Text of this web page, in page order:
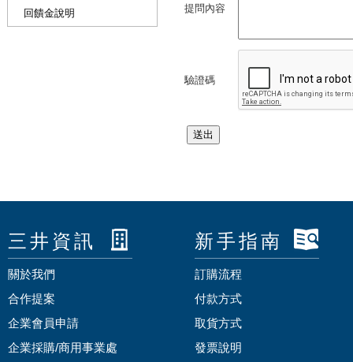
提問內容
驗證碼
回饋金說明
三井資訊
關於我們
合作提案
企業會員申請
企業採購/商用事業處
新手指南
訂購流程
付款方式
取貨方式
發票說明